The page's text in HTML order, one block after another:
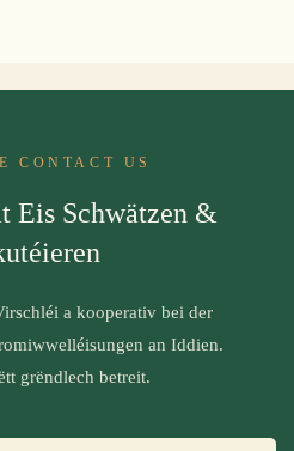
CONTACT US
Eis Schwätzen &
a kooperativ bei der
an Iddien.
grëndlech betreit.